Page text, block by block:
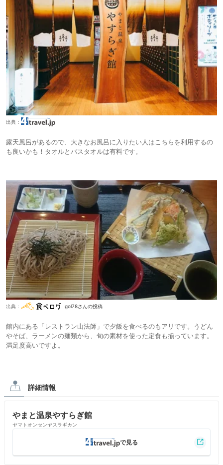
出典：
露天風呂があるので、大きなお風呂に入りたい人はこちらを利用するの
も良いかも！タオルとバスタオルは有料です。
出典： gol78さんの投稿
館内にある「レストラン山法師」で夕飯を食べるのもアリです。うどん
やそば、ラーメンの麺類から、旬の素材を使った定食も揃っています。
満足度高いですよ。
詳細情報
やまと温泉やすらぎ館
ヤマトオンセンヤスラギカン